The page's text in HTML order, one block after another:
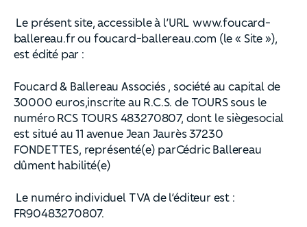
Le présent site, accessible à l’URL www.foucard-
ballereau.fr ou foucard-ballereau.com (le « Site »),
est édité par :
Foucard & Ballereau Associés , société au capital de
30000 euros,inscrite au R.C.S. de TOURS sous le
numéro RCS TOURS 483270807, dont le siègesocial
est situé au 11 avenue Jean Jaurès 37230
FONDETTES, représenté(e) parCédric Ballereau
dûment habilité(e)
Le numéro individuel TVA de l’éditeur est :
FR90483270807.